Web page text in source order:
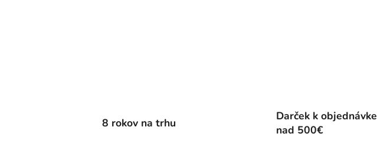
8 rokov na trhu
Darček k objednávke
nad 500€